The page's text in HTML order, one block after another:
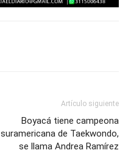
Artículo siguiente
Boyacá tiene campeona
suramericana de Taekwondo,
se llama Andrea Ramírez